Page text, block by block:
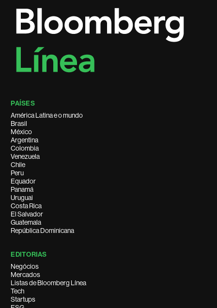
PAÍSES
América Latina e o mundo
Brasil
México
Argentina
Colombia
Venezuela
Chile
Peru
Equador
Panamá
Uruguai
Costa Rica
El Salvador
Guatemala
República Dominicana
EDITORIAS
Negócios
Mercados
Listas de Bloomberg Línea
Tech
Startups